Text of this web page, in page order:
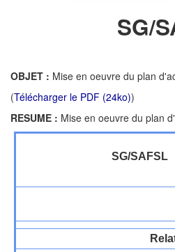
SG/
OBJET : Mise en oeuvre du plan
(Télécharger le PDF (24ko))
RESUME : Mise en oeuvre du plan
SG/SAFSL